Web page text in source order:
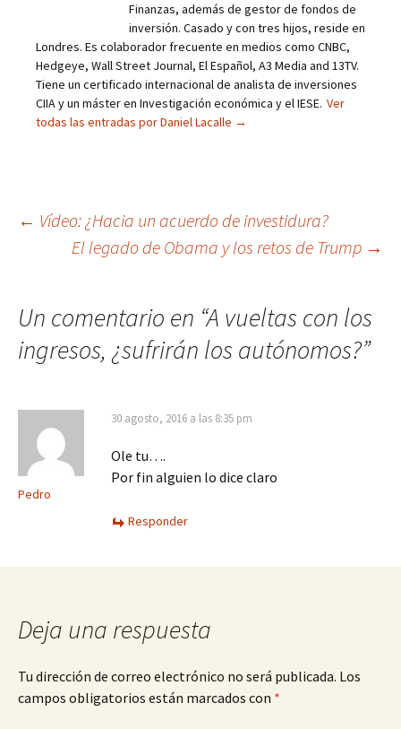
Finanzas, además de gestor de fondos de
inversión. Casado y con tres hijos, reside en
Londres. Es colaborador frecuente en medios como CNBC,
Hedgeye, Wall Street Journal, El Español, A3 Media and 13TV.
Tiene un certificado internacional de analista de inversiones
CIIA y un máster en Investigación económica y el IESE. Ver
todas las entradas por Daniel Lacalle →
Navegación
← Vídeo: ¿Hacia un acuerdo de investidura?
El legado de Obama y los retos de Trump →
Un comentario en “A vueltas con los
ingresos, ¿sufrirán los autónomos?”
Pedro
30 agosto, 2016 a las 8:35 pm
Ole tu….
Por fin alguien lo dice claro
Responder
Deja una respuesta
Tu dirección de correo electrónico no será publicada. Los
campos obligatorios están marcados con *